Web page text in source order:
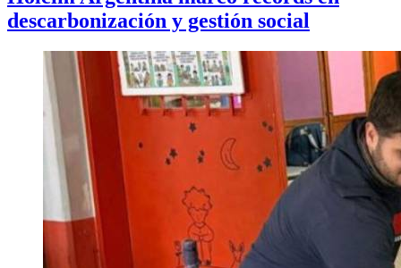
descarbonización y gestión social